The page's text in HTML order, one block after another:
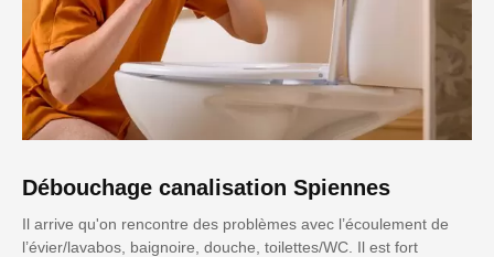
Débouchage canalisation Spiennes
Il arrive qu'on rencontre des problèmes avec l’écoulement de
l’évier/lavabos, baignoire, douche, toilettes/WC. Il est fort